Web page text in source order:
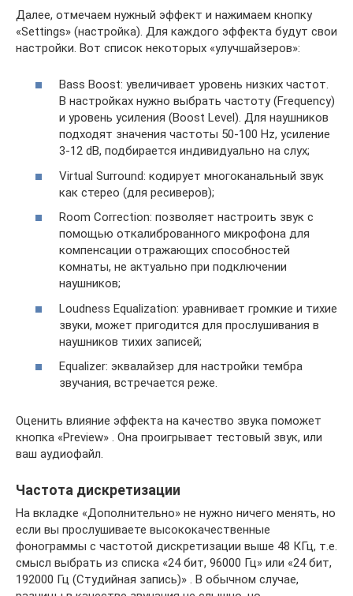
Далее, отмечаем нужный эффект и нажимаем кнопку
«Settings» (настройка). Для каждого эффекта будут свои
настройки. Вот список некоторых «улучшайзеров»:
Bass Boost: увеличивает уровень низких частот.
В настройках нужно выбрать частоту (Frequency)
и уровень усиления (Boost Level). Для наушников
подходят значения частоты 50-100 Hz, усиление
3-12 dB, подбирается индивидуально на слух;
Virtual Surround: кодирует многоканальный звук
как стерео (для ресиверов);
Room Correction: позволяет настроить звук с
помощью откалиброванного микрофона для
компенсации отражающих способностей
комнаты, не актуально при подключении
наушников;
Loudness Equalization: уравнивает громкие и тихие
звуки, может пригодится для прослушивания в
наушников тихих записей;
Equalizer: эквалайзер для настройки тембра
звучания, встречается реже.
Оценить влияние эффекта на качество звука поможет
кнопка «Preview» . Она проигрывает тестовый звук, или
ваш аудиофайл.
Частота дискретизации
На вкладке «Дополнительно» не нужно ничего менять, но
если вы прослушиваете высококачественные
фонограммы с частотой дискретизации выше 48 КГц, т.е.
смысл выбрать из списка «24 бит, 96000 Гц» или «24 бит,
192000 Гц (Студийная запись)» . В обычном случае,